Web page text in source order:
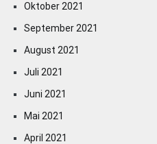
Oktober 2021
September 2021
August 2021
Juli 2021
Juni 2021
Mai 2021
April 2021